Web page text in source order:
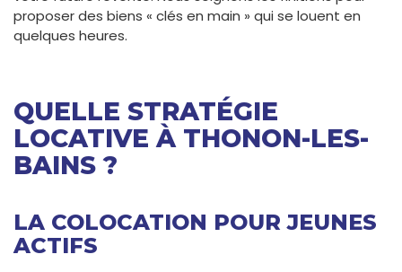
proposer des biens « clés en main » qui se louent en
quelques heures.
QUELLE STRATÉGIE
LOCATIVE À THONON-LES-
BAINS ?
LA COLOCATION POUR JEUNES
ACTIFS